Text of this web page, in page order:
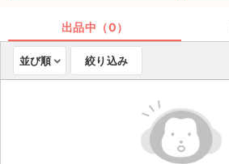
チケットのリクエスト一覧
取扱チケット
ライブ・コンサート（国内）
ライブ・コンサート（海外）
出品中（0）
並び順 絞り込み